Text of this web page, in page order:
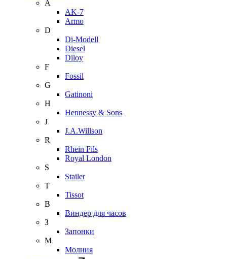
A
AK-7
Armo
D
Di-Modell
Diesel
Diloy
F
Fossil
G
Gatinoni
H
Hennessy & Sons
J
J.A.Willson
R
Rhein Fils
Royal London
S
Stailer
T
Tissot
В
Виндер для часов
З
Запонки
М
Молния